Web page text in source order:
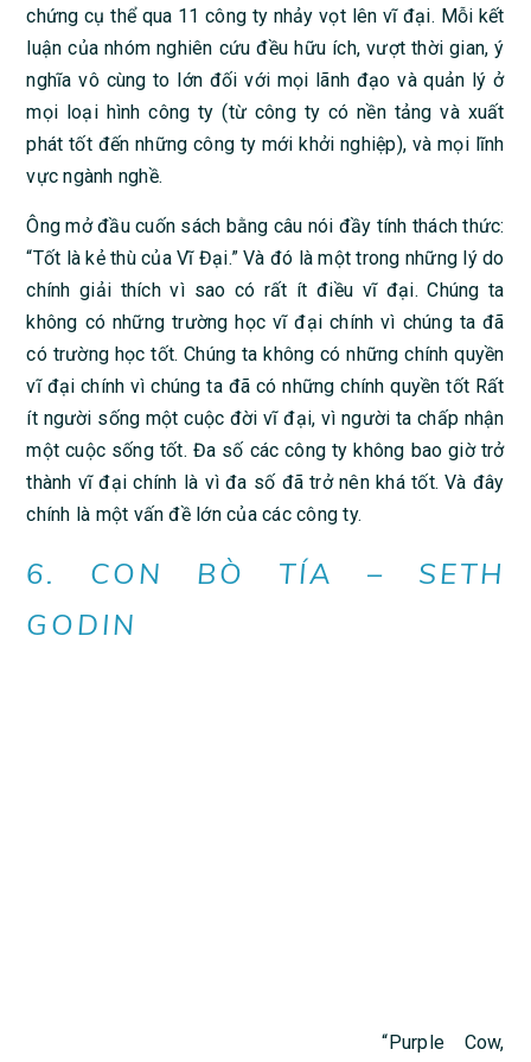
chứng cụ thể qua 11 công ty nhảy vọt lên vĩ đại. Mỗi kết
luận của nhóm nghiên cứu đều hữu ích, vượt thời gian, ý
nghĩa vô cùng to lớn đối với mọi lãnh đạo và quản lý ở
mọi loại hình công ty (từ công ty có nền tảng và xuất
phát tốt đến những công ty mới khởi nghiệp), và mọi lĩnh
vực ngành nghề.
Ông mở đầu cuốn sách bằng câu nói đầy tính thách thức:
“Tốt là kẻ thù của Vĩ Đại.” Và đó là một trong những lý do
chính giải thích vì sao có rất ít điều vĩ đại. Chúng ta
không có những trường học vĩ đại chính vì chúng ta đã
có trường học tốt. Chúng ta không có những chính quyền
vĩ đại chính vì chúng ta đã có những chính quyền tốt Rất
ít người sống một cuộc đời vĩ đại, vì người ta chấp nhận
một cuộc sống tốt. Đa số các công ty không bao giờ trở
thành vĩ đại chính là vì đa số đã trở nên khá tốt. Và đây
chính là một vấn đề lớn của các công ty.
6. CON BÒ TÍA – SETH
GODIN
“Purple Cow,